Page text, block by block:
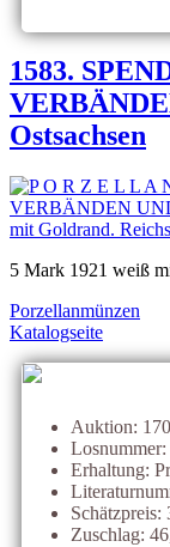
1583.
Ostsachsen
5 Mark 1921 weiß
Porzellanmünzen
Katalogseite
Auktion: 170
Erhaltung:
Schätzpreis:
Zuschlag: